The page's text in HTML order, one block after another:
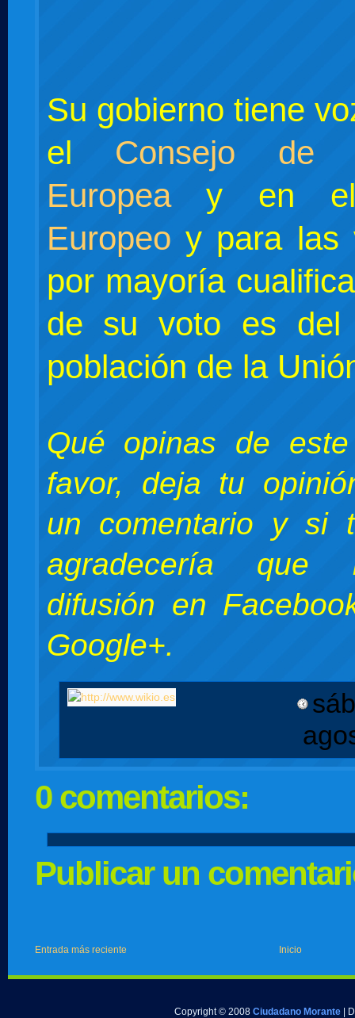
Su gobierno tiene
el Consejo de
Europeay en
Europeo y para las
por mayoría
de su voto es del
población de la
Qué opinas de
favor, deja tu
un comentario y si
agradecería que
difusión en
Google+.
0 comentarios:
Publicar un
Entrada más reciente Inicio
Copyright © 2008 Ciudadano Morante |